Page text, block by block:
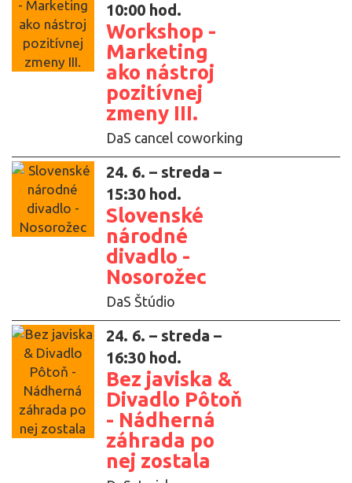
10:00 hod.
Workshop -
Marketing
ako nástroj
pozitívnej
zmeny III.
DaS cancel coworking
24. 6. – streda –
15:30 hod.
Slovenské
národné
divadlo -
Nosorožec
DaS Štúdio
24. 6. – streda –
16:30 hod.
Bez javiska &
Divadlo Pôtoň
- Nádherná
záhrada po
nej zostala